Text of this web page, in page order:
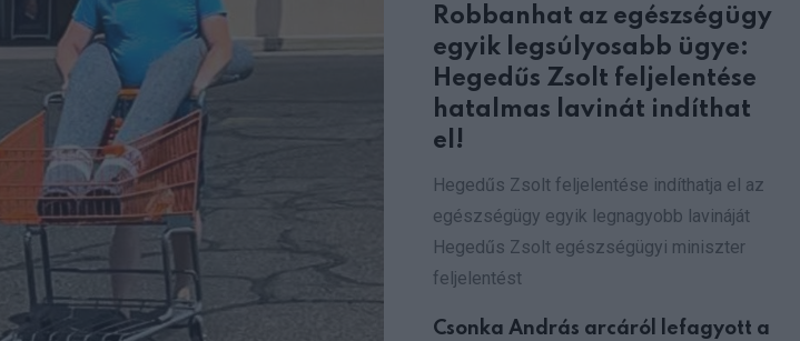
Robbanhat az egészségügy
egyik legsúlyosabb ügye:
Hegedűs Zsolt feljelentése
hatalmas lavinát indíthat
el!
Hegedűs Zsolt feljelentése indíthatja el az
egészségügy egyik legnagyobb lavináját
Hegedűs Zsolt egészségügyi miniszter
feljelentést
Csonka András arcáról lefagyott a